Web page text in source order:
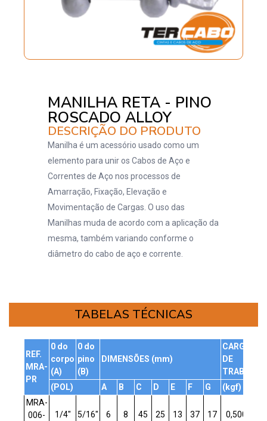
MANILHA RETA - PINO
ROSCADO ALLOY
DESCRIÇÃO DO PRODUTO
Manilha é um acessório usado como um
elemento para unir os Cabos de Aço e
Correntes de Aço nos processos de
Amarração, Fixação, Elevação e
Movimentação de Cargas. O uso das
Manilhas muda de acordo com a aplicação da
mesma, também variando conforme o
diâmetro do cabo de aço e corrente.
TABELAS TÉCNICAS
REF.
MRA-
PR
0 do
corpo
(A)
0 do
pino
(B)
DIMENSÕES (mm)
CARGA
DE
TRAB.
(POL) A B C D E F G (kgf)
MRA-
006-
1/4" 5/16" 6 8 45 25 13 37 17 0,500